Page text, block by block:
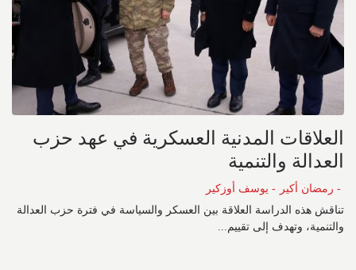
العلاقات المدنية العسكرية في عهد حزب
العدالة والتنمية
- رمضان أكير - يوسف أوزكير
تناقش هذه الدراسة العلاقة بين العسكر والسياسة في فترة حزب العدالة
والتنمية، وتهدف إلى تقييم...